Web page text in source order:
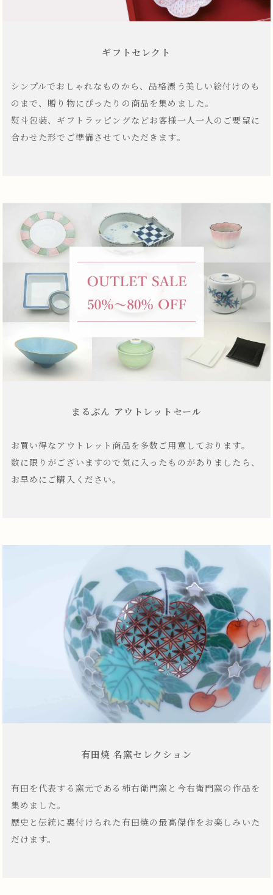
ギフトセレクト
シンプルでおしゃれなものから、品格漂う美しい絵付けのも
のまで、贈り物にぴったりの商品を集めました。
熨斗包装、ギフトラッピングなどお客様一人一人のご要望に
合わせた形でご準備させていただきます。
まるぶん アウトレットセール
お買い得なアウトレット商品を多数ご用意しております。
数に限りがございますので気に入ったものがありましたら、
お早めにご購入ください。
有田焼 名窯セレクション
有田を代表する窯元である柿右衛門窯と今右衛門窯の作品を
集めました。
歴史と伝統に裏付けられた有田焼の最高傑作をお楽しみいた
だけます。